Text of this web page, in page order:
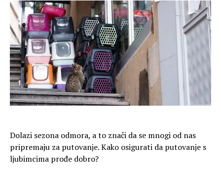
Dolazi sezona odmora, a to znači da se mnogi od nas
pripremaju za putovanje. Kako osigurati da putovanje s
ljubimcima prođe dobro?